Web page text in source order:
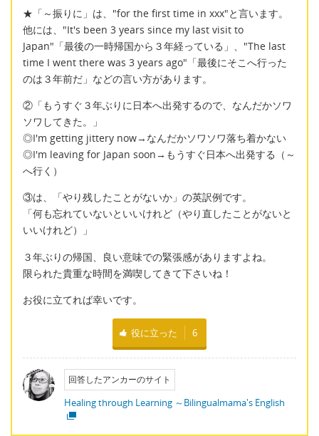
★「～振りに」は、"for the first time in xxx"と言います。
他には、"It's been 3 years since my last visit to
Japan"「最後の一時帰国から３年経っている」、"The last
time I went there was 3 years ago"「最後にそこへ行った
のは３年前だ」などの言い方があります。
②「もうすぐ３年ぶりに日本へ出発するので、なんだかソワ
ソワしてきた。」
◎I'm getting jittery now→なんだかソワソワ落ち着かない
◎I'm leaving for Japan soon→もうすぐ日本へ出発する（～
へ行く）
③は、「やり残したことがないか」の英訳例です。
「何も忘れていないといいけれど（やり直したことがないと
いいけれど）」
３年ぶりの帰国、良い意味での緊張感がありますよね。
限られた貴重な時間を満喫してきて下さいね！
お役に立てれば幸いです。
役に立った 6
回答したアンカーのサイト
Healing through Learning ～Bilingualmama's English